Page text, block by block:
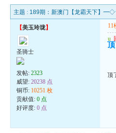
主题 : 189期：新澳门【龙霸天下】
【美玉玲珑】
圣骑士
发帖:2323
威望:20238 点
铜币: 10251 枚
贡献值:0 点
好评度:0 点
11
u
顶